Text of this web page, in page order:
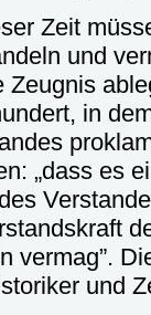
Zeit
und
Zeugnis
in
„dass es
vermag”.
und